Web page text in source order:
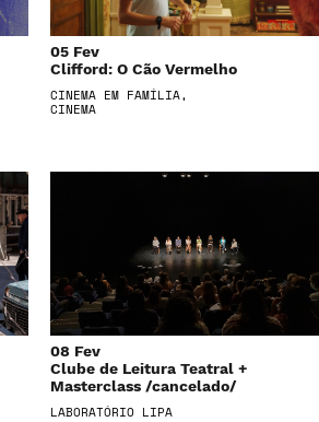
05 Fev
Clifford: O Cão Vermelho
CINEMA EM FAMÍLIA,
CINEMA
08 Fev
Clube de Leitura Teatral +
Masterclass /cancelado/
LABORATÓRIO LIPA